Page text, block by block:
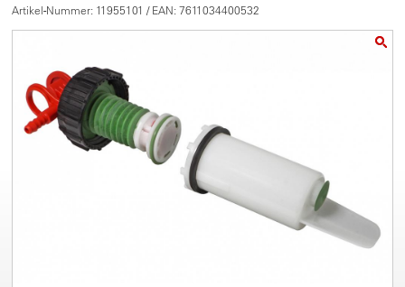
Artikel-Nummer: 11955101 / EAN: 7611034400532